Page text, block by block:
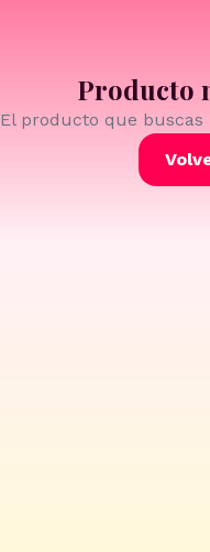
Producto
El producto que buscas